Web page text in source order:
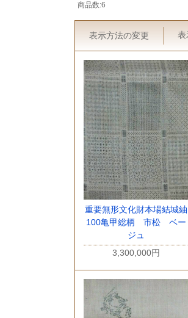
商品数:6
表示方法の変更 表
重要無形文化財本場結城紬
100亀甲総柄 市松 ベー
ジュ
3,300,000円